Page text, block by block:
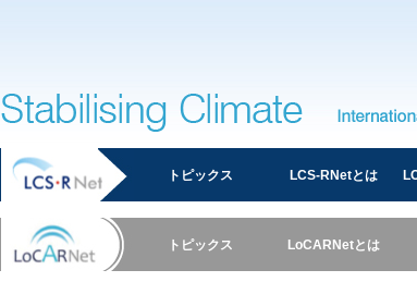
トピックス LCS-RNetとは
トピックス LoCARNetとは